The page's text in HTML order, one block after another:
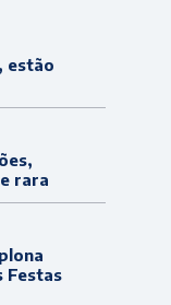
estão
rara
Festas